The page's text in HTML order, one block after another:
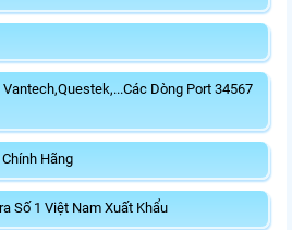
Dòng Port 34567
Hãng
Số 1 Việt Nam Xuất Khẩu